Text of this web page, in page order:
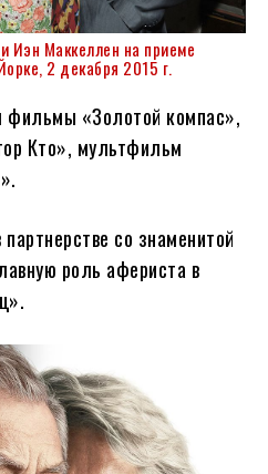
Иэн Маккеллен на приеме
2 декабря 2015 г.
фильмы «Золотой компас»,
Кто», мультфильм
со знаменитой
роль афериста в